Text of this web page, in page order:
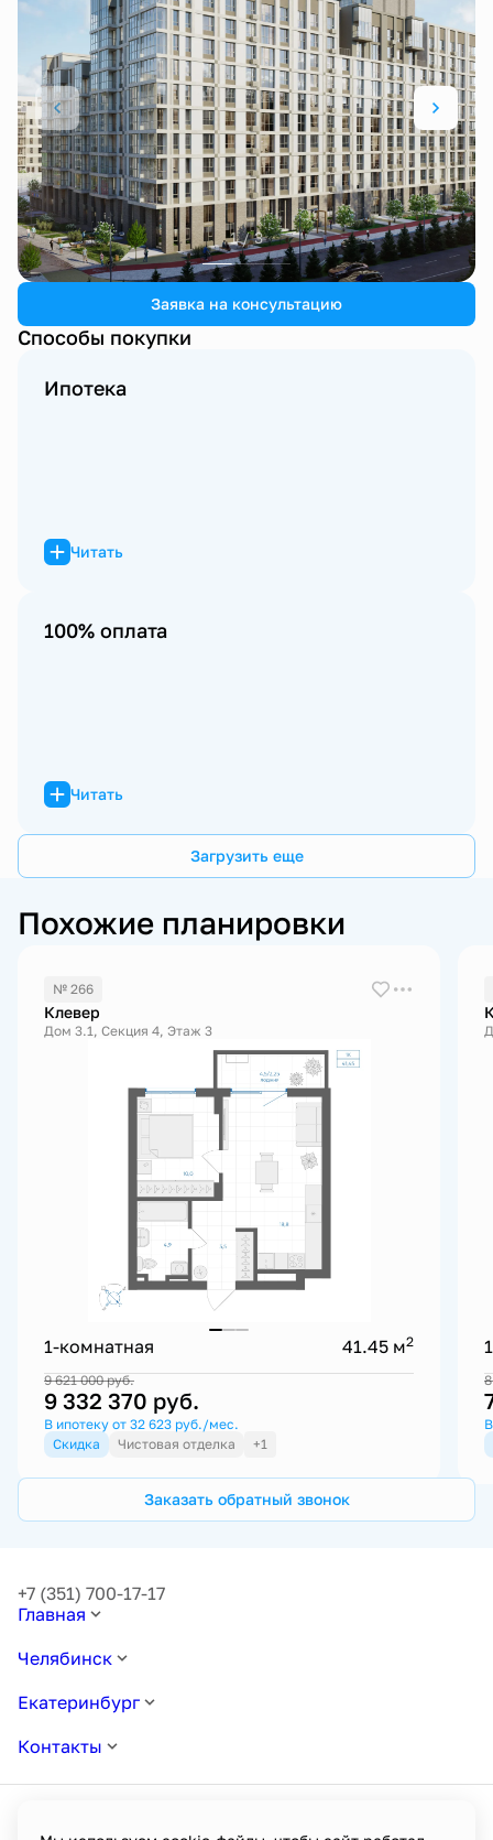
1 / 3
Заявка на консультацию
Способы покупки
Ипотека
Читать
100% оплата
Читать
Загрузить еще
Похожие планировки
№ 266
Клевер
Дом 3.1, Секция 4, Этаж 3
1-комнатная 41.45 м2
9 621 000руб.
9 332 370 руб.
В ипотеку от 32 623 руб./мес.
Скидка
Чистовая отделка +1
Заказать обратный звонок
Главная
Челябинск
Екатеринбург
Контакты
+7 (351) 700-17-17